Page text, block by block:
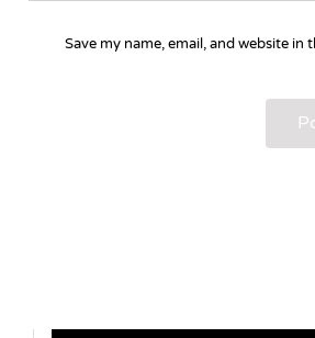
Save my name, email, and website in